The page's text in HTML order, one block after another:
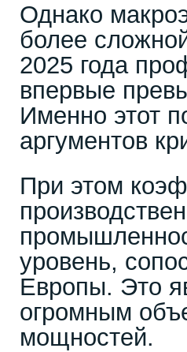
Однако
более
2025 года
впервые
Именно этот
аргументов
При этом
уровень,
Европы. Это
огромным
мощностей.